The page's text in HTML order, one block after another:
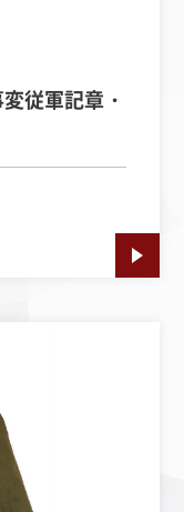
従軍記章・